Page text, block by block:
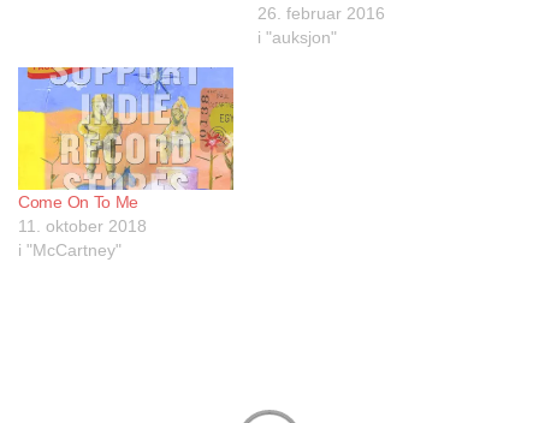
26. februar 2016
i "auksjon"
Come On To Me
11. oktober 2018
i "McCartney"